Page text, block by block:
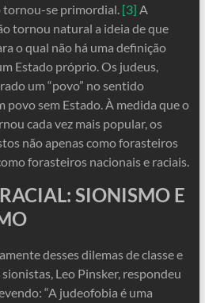
tornou-se primordial. [3] A
tornou natural a ideia de que
o qual não há uma definição
Estado próprio. Os judeus,
um “povo” no sentido
povo sem Estado. À medida que o
cada vez mais popular, os
não apenas como forasteiros
forasteiros nacionais e raciais.
SIONISMO E
desses dilemas de classe e
Leo Pinsker, respondeu
“A judeofobia é uma